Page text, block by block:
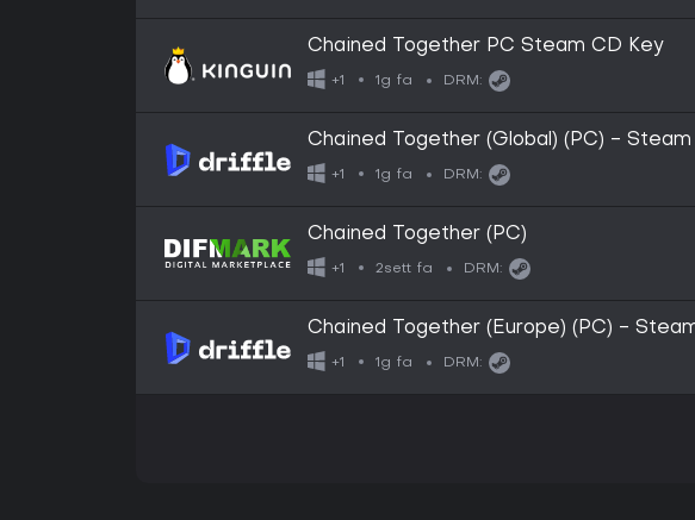
Chained Together PC Steam CD Key
+1 1g fa DRM:
Chained Together (Global) (PC) -
+1 1g fa DRM:
Chained Together (PC)
+1 2sett fa DRM:
Chained Together (Europe) (PC) -
+1 1g fa DRM: